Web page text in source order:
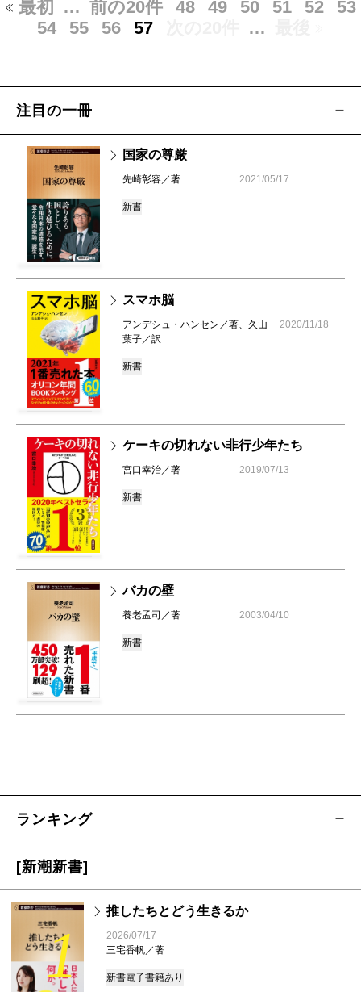
最初 … 前の20件 48 49 50 51 52
53
54
55 56 57 …
注目の一冊
国家の尊厳
先崎彰容／著 2021/05/17
新書
スマホ脳
アンデシュ・ハンセン／著、久山
葉子／訳
2020/11/18
新書
ケーキの切れない非行少年たち
宮口幸治／著 2019/07/13
新書
バカの壁
養老孟司／著 2003/04/10
新書
ランキング
[新潮新書]
1
推したちとどう生きるか
2026/07/17
三宅香帆／著
新書電子書籍あり